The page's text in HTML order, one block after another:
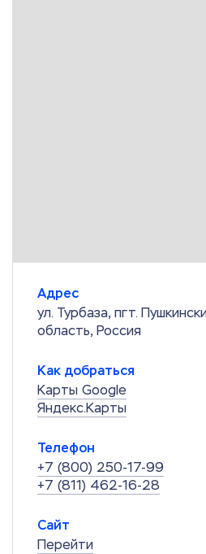
Адрес
ул. Турбаза, пгт.
область, Россия
Как добраться
Карты Google
Яндекс.Карты
Телефон
+7 (800) 250-17-99
+7 (811) 462-16-28
Сайт
Перейти